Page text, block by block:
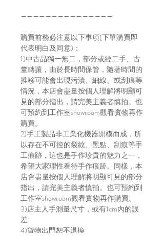
———————————————
購買前務必注意以下事項(下單購買即
代表明白及同意)：
1)中古品獨一無二，部分或經二手、古
董轉讓，由於長時間保管，隨著時間的
推移可能會出現污漬、細線、或刮痕等
情況，本店會盡量按個人理解將明顯可
見的部分指出，請完美主義者慎拍。也
可預約到工作室showroom觀看實物再作
購買。
2)手工製品非工業化機器開模而成，所
以存在不可控的裂紋、黑點、刮痕等手
工痕跡，這也是手作珍貴的魅力之一，
希望大家理性看待手作痕跡。同樣，本
店會盡量按個人理解將明顯可見的部分
指出，請完美主義者慎拍。也可預約到
工作室showroom觀看實物再作購買。
3)店主人手測量尺寸，或有1cm內的誤
差
4)貨物出門恕不退換